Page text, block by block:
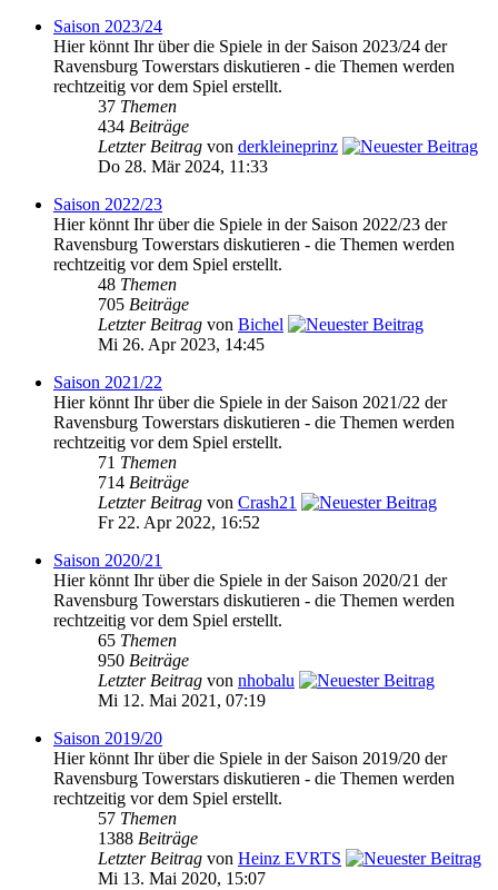
Saison 2023/24
Hier könnt Ihr über die Spiele in der Saison 2023/24 der
Ravensburg Towerstars diskutieren - die Themen werden
rechtzeitig vor dem Spiel erstellt.
37 Themen
434 Beiträge
Letzter Beitrag von derkleineprinz
Do 28. Mär 2024, 11:33
Saison 2022/23
Hier könnt Ihr über die Spiele in der Saison 2022/23 der
Ravensburg Towerstars diskutieren - die Themen werden
rechtzeitig vor dem Spiel erstellt.
48 Themen
705 Beiträge
Letzter Beitrag von Bichel
Mi 26. Apr 2023, 14:45
Saison 2021/22
Hier könnt Ihr über die Spiele in der Saison 2021/22 der
Ravensburg Towerstars diskutieren - die Themen werden
rechtzeitig vor dem Spiel erstellt.
71 Themen
714 Beiträge
Letzter Beitrag von Crash21
Fr 22. Apr 2022, 16:52
Saison 2020/21
Hier könnt Ihr über die Spiele in der Saison 2020/21 der
Ravensburg Towerstars diskutieren - die Themen werden
rechtzeitig vor dem Spiel erstellt.
65 Themen
950 Beiträge
Letzter Beitrag von nhobalu
Mi 12. Mai 2021, 07:19
Saison 2019/20
Hier könnt Ihr über die Spiele in der Saison 2019/20 der
Ravensburg Towerstars diskutieren - die Themen werden
rechtzeitig vor dem Spiel erstellt.
57 Themen
1388 Beiträge
Letzter Beitrag von Heinz EVRTS
Mi 13. Mai 2020, 15:07